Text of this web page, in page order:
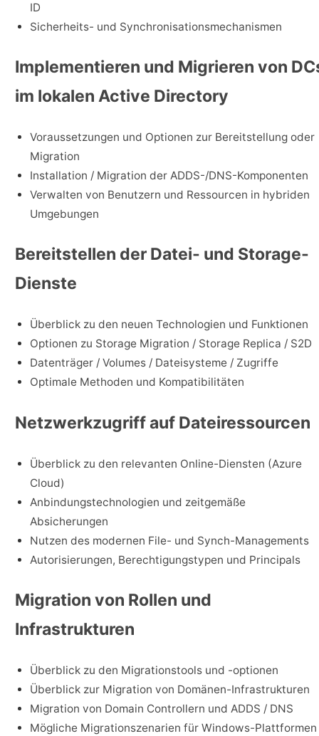
ID
Sicherheits- und Synchronisationsmechanismen
Implementieren und Migrieren von
im lokalen Active Directory
Voraussetzungen und Optionen zur Bereitstellung oder
Migration
Installation / Migration der ADDS-/DNS-Komponenten
Verwalten von Benutzern und Ressourcen in hybriden
Umgebungen
Bereitstellen der Datei- und Storage-
Dienste
Überblick zu den neuen Technologien und Funktionen
Optionen zu Storage Migration / Storage Replica / S2D
Datenträger / Volumes / Dateisysteme / Zugriffe
Optimale Methoden und Kompatibilitäten
Netzwerkzugriff auf Dateiressourcen
Überblick zu den relevanten Online-Diensten (Azure
Cloud)
Anbindungstechnologien und zeitgemäße
Absicherungen
Nutzen des modernen File- und Synch-Managements
Autorisierungen, Berechtigungstypen und Principals
Migration von Rollen und
Infrastrukturen
Überblick zu den Migrationstools und -optionen
Überblick zur Migration von Domänen-Infrastrukturen
Migration von Domain Controllern und ADDS / DNS
Mögliche Migrationszenarien für Windows-Plattformen